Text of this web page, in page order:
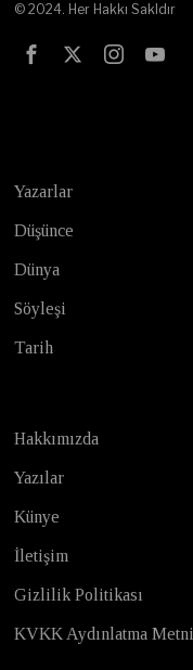
© 2024. Her Hakkı Sakldır
Yazarlar
Düşünce
Dünya
Söyleşi
Tarih
Hakkımızda
Yazılar
Künye
İletişim
Gizlilik Politikası
KVKK Aydınlatma Metni